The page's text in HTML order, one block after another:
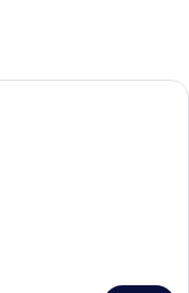
med en stor seng,